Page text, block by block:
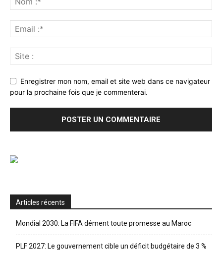
Enregistrer mon nom, email et site web dans ce navigateur
pour la prochaine fois que je commenterai.
Articles récents
Mondial 2030: La FIFA dément toute promesse au Maroc
PLF 2027: Le gouvernement cible un déficit budgétaire de 3 %